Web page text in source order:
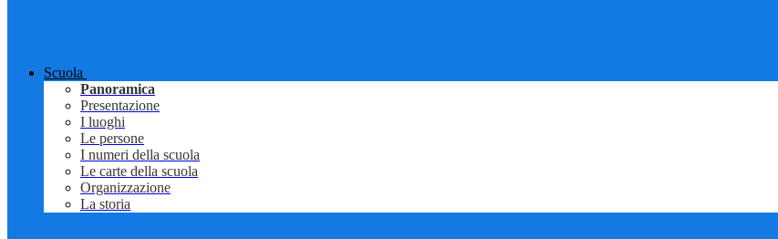
Scuola
Panoramica
Presentazione
I luoghi
Le persone
I numeri della scuola
Le carte della scuola
Organizzazione
La storia